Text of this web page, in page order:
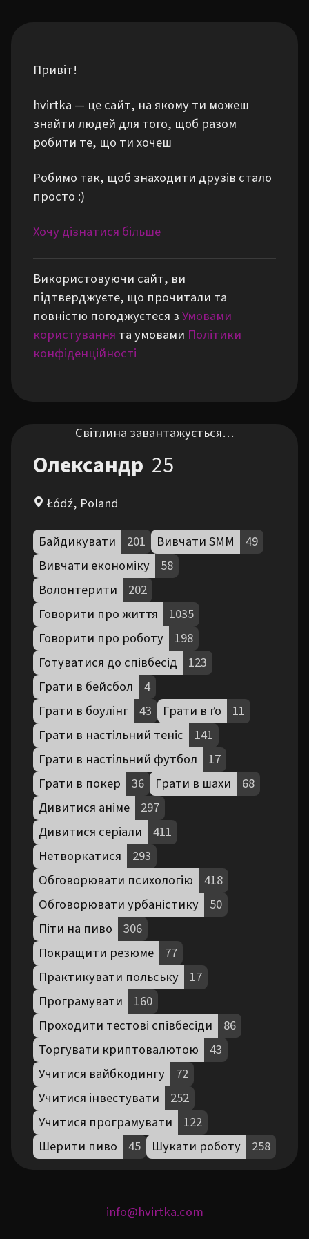
Привіт!
hvirtka — це сайт, на якому ти можеш
знайти людей для того, щоб разом
робити те, що ти хочеш
Робимо так, щоб знаходити друзів стало
просто :)
Хочу дізнатися більше
Використовуючи сайт, ви
підтверджуєте, що прочитали та
повністю погоджуєтеся зУмовами
користування та умовами Політики
конфіденційності
Світлина завантажується…
Олександр 25
Łódź, Poland
Байдикувати 201 Вивчати SMM
49
Вивчати економіку
58
Волонтерити
202
Говорити про життя
1035
Говорити про роботу
198
Готуватися до співбесід
123
Грати в бейсбол
4
Грати в боулінг
43 Грати в ґо
11
Грати в настільний теніс
141
Грати в настільний футбол
17
Грати в покер
36 Грати в шахи
68
Дивитися аніме
297
Дивитися серіали
411
Нетворкатися
293
Обговорювати психологію
418
Обговорювати урбаністику
50
Піти на пиво
306
Покращити резюме
77
Практикувати польську
17
Програмувати
160
Проходити тестові співбесіди
86
Торгувати криптовалютою
43
Учитися вайбкодингу
72
Учитися інвестувати
252
Учитися програмувати
122
Шерити пиво
45 Шукати роботу 258
info@hvirtka.com